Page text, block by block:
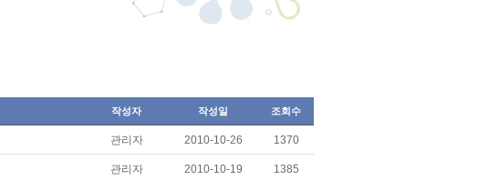
작성자 작성일 조회수
관리자 2010-10-26 1370
관리자 2010-10-19 1385